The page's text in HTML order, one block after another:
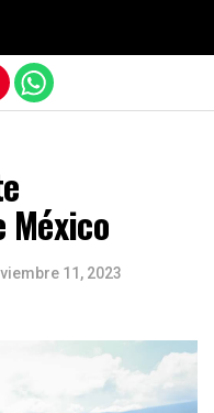
11, 2023